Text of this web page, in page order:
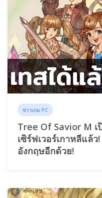
ข่าวเกม PC
Tree Of Savior M
เซิร์ฟเวอร์เกาหลีแล้
อังกฤษอีกด้วย!